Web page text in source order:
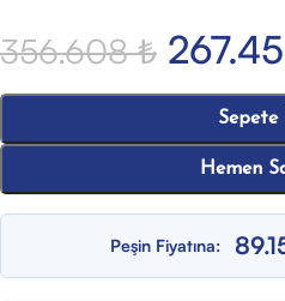
356.608₺
Sepete
Hemen
Peşin Fiyatına: